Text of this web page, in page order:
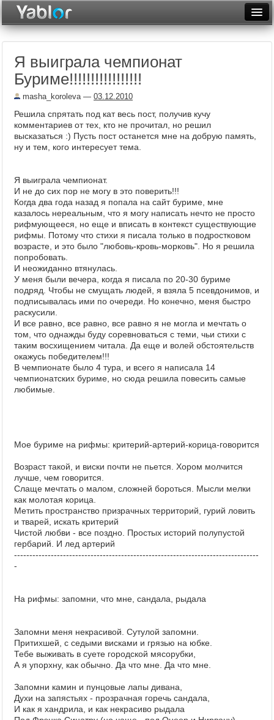
Неделя
Месяц
Архив
Я выиграла чемпионат
Буриме!!!!!!!!!!!!!!!!!
masha_koroleva— 03.12.2010
Решила спрятать под кат весь пост, получив кучу
комментариев от тех, кто не прочитал, но решил
высказаться :) Пусть пост останется мне на добрую память,
ну и тем, кого интересует тема.
Я выиграла чемпионат.
И не до сих пор не могу в это поверить!!!
Когда два года назад я попала на сайт буриме, мне
казалось нереальным, что я могу написать нечто не просто
рифмующееся, но еще и вписать в контекст существующие
рифмы. Потому что стихи я писала только в подростковом
возрасте, и это было "любовь-кровь-морковь". Но я решила
попробовать.
И неожиданно втянулась.
У меня были вечера, когда я писала по 20-30 буриме
подряд. Чтобы не смущать людей, я взяла 5 псевдонимов, и
подписывалась ими по очереди. Но конечно, меня быстро
раскусили.
И все равно, все равно, все равно я не могла и мечтать о
том, что однажды буду соревноваться с теми, чьи стихи с
таким восхищением читала. Да еще и волей обстоятельств
окажусь победителем!!!
В чемпионате было 4 тура, и всего я написала 14
чемпионатских буриме, но сюда решила повесить самые
любимые.
Мое буриме на рифмы: критерий-артерий-корица-говорится
Возраст такой, и виски почти не пьется. Хором молчится
лучше, чем говорится.
Слаще мечтать о малом, сложней бороться. Мысли мелки
как молотая корица.
Метить пространство призрачных территорий, гурий ловить
и тварей, искать критерий
Чистой любви - все поздно. Простых историй полупустой
гербарий. И лед артерий
--------------------------------------------------------------------------------
-
На рифмы: запомни, что мне, сандала, рыдала
Запомни меня некрасивой. Сутулой запомни.
Притихшей, с седыми висками и грязью на юбке.
Тебе выживать в суете городской мясорубки,
А я упорхну, как обычно. Да что мне. Да что мне.
Запомни камин и пунцовые лапы дивана,
Духи на запястьях - прозрачная горечь сандала,
И как я хандрила, и как некрасиво рыдала